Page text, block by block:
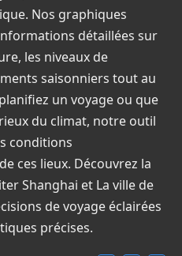
Nos graphiques
détaillées sur
les niveaux de
saisonniers tout au
un voyage ou que
du climat, notre outil
conditions
ces lieux. Découvrez la
Shanghai et La ville de
de voyage éclairées
précises.